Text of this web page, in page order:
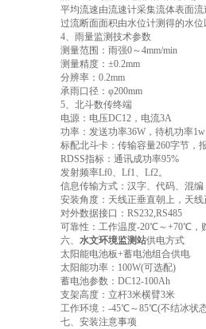
平均流速由流速计采集流体表面
过流断面面积由水位计测得的水
4、雨量监测技术参数
测量范围：雨强0～4mm/min
测量精度：±0.2mm
分辨率：0.2mm
承雨口径：φ200mm
5、北斗数传终端
电源：电压DC12，电流3A
功率：发送功率36W，待机功率1w
标配北斗卡：传输容量260字节，
RDSS指标：通讯成功率95%
发射频率Lf0、Lf1、Lf2。
信息传输方式：汉字、代码、混编
安装角度：天线正垂直朝上，天
对外数据接口：RS232,RS485
可靠性：工作温度-20℃～+70℃，
六、 水文环境监测站供电方式
太阳能电池板+蓄电池组合供电
太阳能功率：100W(可选配)
蓄电池参数：DC12-100Ah
支架高度：立杆3米横臂3米
工作环境：-45℃～85℃(不结冰状
七、安装注意事项